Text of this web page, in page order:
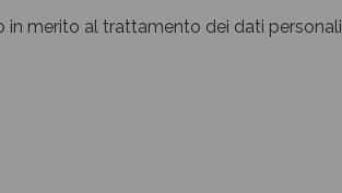
merito al trattamento dei dati personali